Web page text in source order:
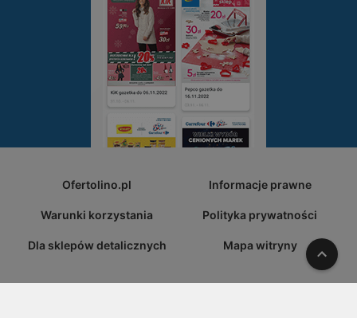
Ofertolino.pl Informacje prawne
Warunki korzystania Polityka prywatności
Dla sklepów detalicznych Mapa witryny W